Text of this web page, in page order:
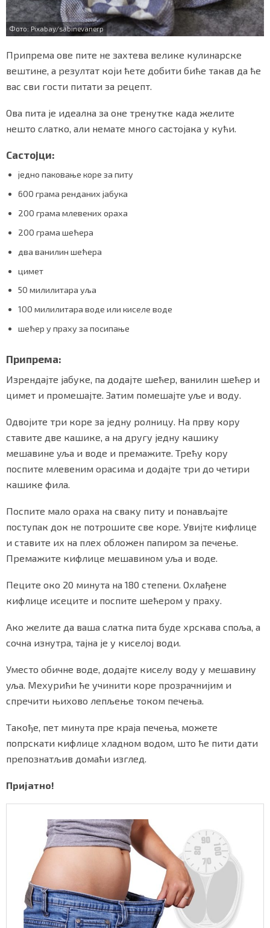
Фото: Pixabay/sabinevanerp
Припрема ове пите не захтева велике кулинарске
вештине, а резултат који ћете добити биће такав да ће
вас сви гости питати за рецепт.
Ова пита је идеална за оне тренутке када желите
нешто слатко, али немате много састојака у кући.
Састојци:
једно паковање коре за питу
600 грама ренданих јабука
200 грама млевених ораха
200 грама шећера
два ванилин шећера
цимет
50 милилитара уља
100 милилитара воде или киселе воде
шећер у праху за посипање
Припрема:
Изрендајте јабуке, па додајте шећер, ванилин шећер и
цимет и промешајте. Затим помешајте уље и воду.
Одвојите три коре за једну ролницу. На прву кору
ставите две кашике, а на другу једну кашику
мешавине уља и воде и премажите. Трећу кору
поспите млевеним орасима и додајте три до четири
кашике фила.
Поспите мало ораха на сваку питу и понављајте
поступак док не потрошите све коре. Увијте кифлице
и ставите их на плех обложен папиром за печење.
Премажите кифлице мешавином уља и воде.
Пеците око 20 минута на 180 степени. Охлађене
кифлице исеците и поспите шећером у праху.
Ако желите да ваша слатка пита буде хрскава споља, а
сочна изнутра, тајна је у киселој води.
Уместо обичне воде, додајте киселу воду у мешавину
уља. Мехурићи ће учинити коре прозрачнијим и
спречити њихово лепљење током печења.
Такође, пет минута пре краја печења, можете
попрскати кифлице хладном водом, што ће пити дати
препознатљив домаћи изглед.
Пријатно!
БИЗНИС
redakcija@gradskeinfo.rs
ПРЕУЗМИТЕ НАШУ АПЛИКАЦИЈУ